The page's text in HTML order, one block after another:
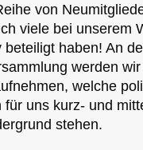
von
viele bei unserem
beteiligt haben! An
werden
welche
für uns kurz- und
stehen.